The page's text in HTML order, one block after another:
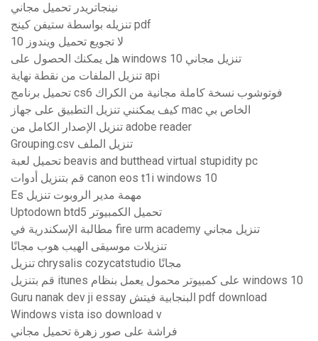
نينجاتريدر تحميل مجاني
تنزيله بواسطة ستيفن كينج pdf
لا تجويع تحميل ويندوز 10
هل يمكنك الحصول على windows 10 تنزيل مجاني
تنزيل الملفات من نقطة نهاية api
تحميل برنامج cs6 فوتوشوب نسخة كاملة مجانية من الكراك
كيف يمكنني تنزيل التطبيق على جهاز mac الخاص بي
تنزيل الإصدار الكامل من adobe reader
Grouping.csv تنزيل الملف
تحميل لعبة beavis and butthead virtual stupidity pc
قم بتنزيل أدوات canon eos t1i windows 10
Es مهمة مدير الروبوت تنزيل
Uptodown btd5 تحميل الكمبيوتر
مطالبة الإسكندرية في fire urm academy تنزيل مجاني
تنزيلات موسيقى الهيب هوب مجانًا
تنزيل chrysalis cozycatstudio مجانًا
قم بتنزيل itunes على كمبيوتر محمول يعمل بنظام windows 10
Guru nanak dev ji essay البنجابية فيتش pdf download
Windows vista iso download v
فراشة على صور زهرة تحميل مجاني